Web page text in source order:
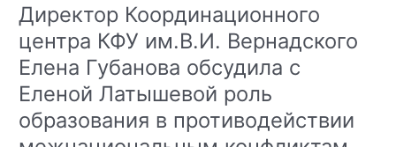
Директор Координационного
центра КФУ им.В.И. Вернадского
Елена Губанова обсудила с
Еленой Латышевой роль
образования в противодействии